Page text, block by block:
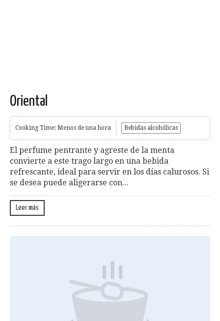
Oriental
Cooking Time: Menos de una hora Bebidas alcohólicas
El perfume pentrante y agreste de la menta
convierte a este trago largo en una bebida
refrescante, ideal para servir en los días calurosos. Si
se desea puede aligerarse con...
Leer más